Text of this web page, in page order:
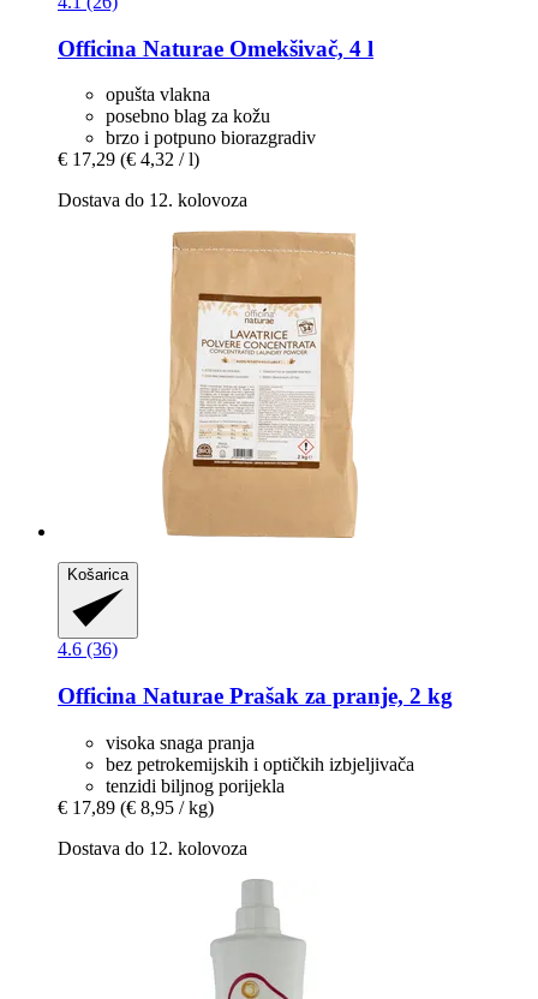
Officina Naturae Omekšivač, 4 l
opušta vlakna
posebno blag za kožu
brzo i potpuno biorazgradiv
€ 17,29 (€ 4,32 / l)
Dostava do 12. kolovoza
Košarica
4.6 (36)
Officina Naturae Prašak za pranje, 2 kg
visoka snaga pranja
bez petrokemijskih i optičkih izbjeljivača
tenzidi biljnog porijekla
€ 17,89 (€ 8,95 / kg)
Dostava do 12. kolovoza